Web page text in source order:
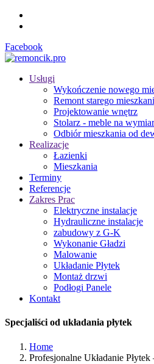
Facebook
Usługi
Wykończenie nowego
Remont starego
Projektowanie wnętrz
Stolarz - meble na wymiar
Odbiór mieszkania od
Realizacje
Łazienki
Mieszkania
Terminy
Referencje
Zakres Prac
Elektryczne instalacje
Hydrauliczne instalacje
zabudowy z G-K
Wykonanie Gładzi
Malowanie
Układanie Płytek
Montaż drzwi
Podłogi Panele
Kontakt
Specjaliści od układania płytek
Home
Profesjonalne Układanie